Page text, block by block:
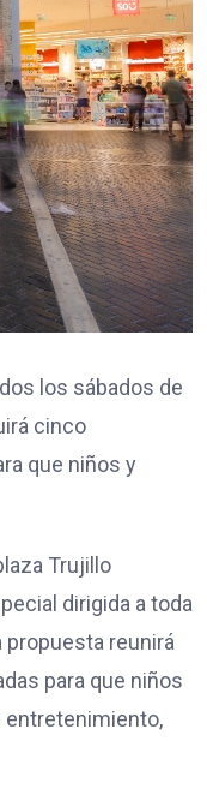
los sábados de
cinco
que niños y
Trujillo
dirigida a toda
propuesta reunirá
para que niños
entretenimiento,